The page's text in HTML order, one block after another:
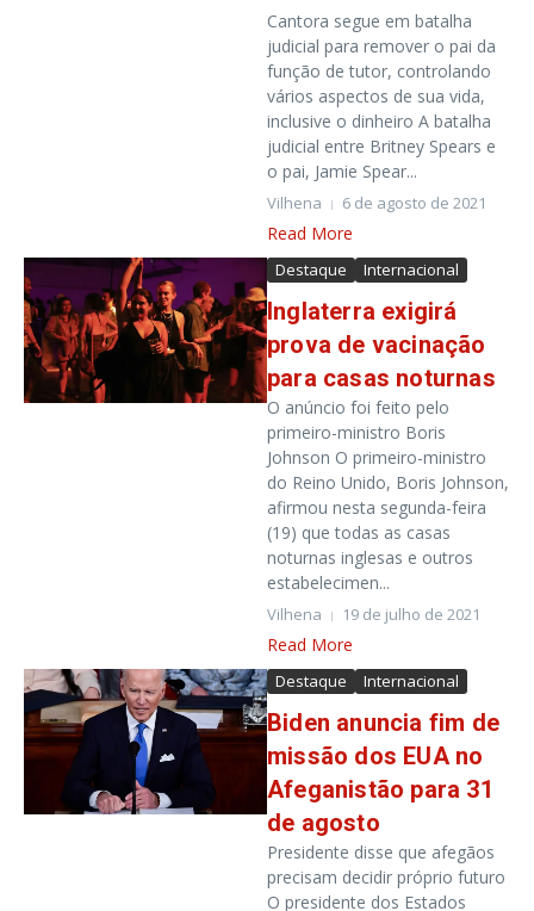
Cantora segue em batalha
judicial para remover o pai da
função de tutor, controlando
vários aspectos de sua vida,
inclusive o dinheiro A batalha
judicial entre Britney Spears e
o pai, Jamie Spear...
Vilhena 6 de agosto de 2021
Read More
Destaque Internacional
Inglaterra exigirá
prova de vacinação
para casas noturnas
O anúncio foi feito pelo
primeiro-ministro Boris
Johnson O primeiro-ministro
do Reino Unido, Boris Johnson,
afirmou nesta segunda-feira
(19) que todas as casas
noturnas inglesas e outros
estabelecimen...
Vilhena 19 de julho de 2021
Read More
Destaque Internacional
Biden anuncia fim de
missão dos EUA no
Afeganistão para 31
de agosto
Presidente disse que afegãos
precisam decidir próprio futuro
O presidente dos Estados